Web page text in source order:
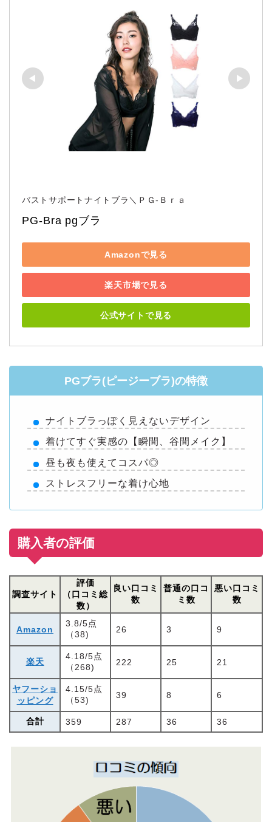
バストサポートナイトブラ＼ＰＧ‐Ｂｒａ
PG-Bra pgブラ
Amazonで見る
楽天市場で見る
公式サイトで見る
PGブラ(ピージーブラ)の特徴
ナイトブラっぽく見えないデザイン
着けてすぐ実感の【瞬間、谷間メイク】
昼も夜も使えてコスパ◎
ストレスフリーな着け心地
購入者の評価
調査サイト
評価
（口コミ総
数）
良い口コミ
数
普通の口コ
ミ数
悪い口コミ
数
Amazon
3.8/5点
（38)
26 3 9
楽天
4.18/5点
（268)
222 25 21
ヤフーショ
ッピング
4.15/5点
（53)
39 8 6
合計 359 287 36 36